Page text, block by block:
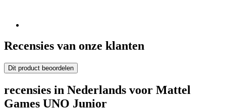
Recensies van onze klanten
Dit product beoordelen
recensies in Nederlands voor Mattel
Games UNO Junior